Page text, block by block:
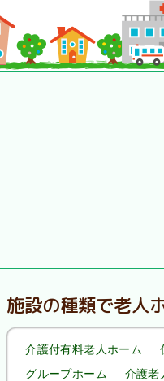
施設の種類で老人
介護付有料老人ホーム
グループホーム
介護老